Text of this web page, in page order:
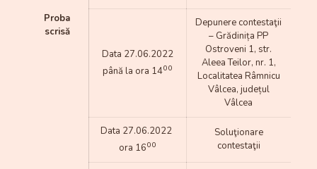
Proba
scrisă
Data 27.06.2022
până la ora 1400
Depunere contestaţii
– Grădinița PP
Ostroveni 1, str.
Aleea Teilor, nr. 1,
Localitatea Râmnicu
Vâlcea, județul
Vâlcea
Data 27.06.2022
ora 1600
Soluţionare
contestaţii